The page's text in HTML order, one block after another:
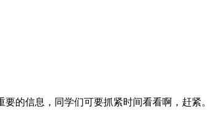
的信息，同学们可要抓紧时间看看啊，赶紧。